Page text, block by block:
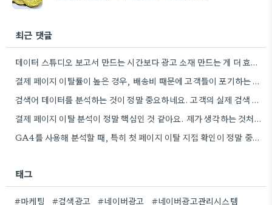
최근 댓글
데이터 스튜디오 보고서 만드는 시간보다 광고 소재 만드는 게 더 효과적이라는 걸 알게 돼서 씁쓸하네요.…
결제 페이지 이탈률이 높은 경우, 배송비 때문에 고객들이 포기하는 경우가 많더라고요. 좀 더 자세히 분석해봐야겠어요.
검색어 데이터를 분석하는 것이 정말 중요하네요. 고객의 실제 검색 의도를 파악하는 게 핵심인 것 같아요.
결제 페이지 이탈 분석이 정말 핵심인 것 같아요. 제가 생각하는 것처럼, 고객 여정의 각 단계별로…
GA4를 사용해 분석할 때, 특히 첫 페이지 이탈 지점 확인이 정말 중요하네요. 저는 고객들이 배송비…
태그
#마케팅 #검색광고 #네이버광고 #네이버광고관리시스템